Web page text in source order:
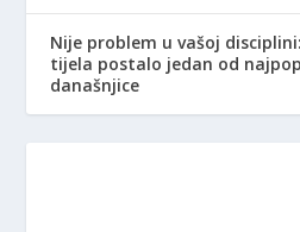
Nije problem u vašoj
tijela postalo jedan od
današnjice